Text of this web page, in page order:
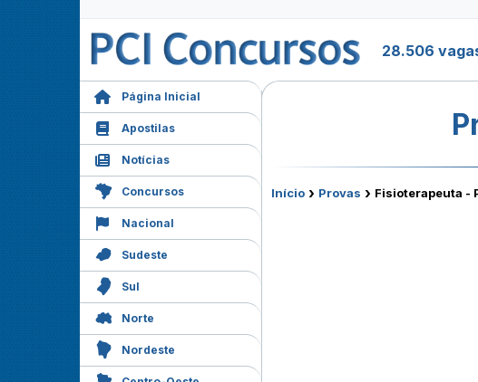
28.506
Página Inicial
Apostilas
Notícias
Concursos
Nacional
Sudeste
Sul
Norte
Nordeste
Início › Provas › Fisioterapeuta -